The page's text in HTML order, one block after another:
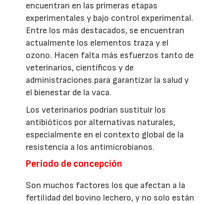
encuentran en las primeras etapas
experimentales y bajo control experimental.
Entre los más destacados, se encuentran
actualmente los elementos traza y el
ozono. Hacen falta más esfuerzos tanto de
veterinarios, científicos y de
administraciones para garantizar la salud y
el bienestar de la vaca.
Los veterinarios podrían sustituir los
antibióticos por alternativas naturales,
especialmente en el contexto global de la
resistencia a los antimicrobianos.
Periodo de concepción
Son muchos factores los que afectan a la
fertilidad del bovino lechero, y no solo están